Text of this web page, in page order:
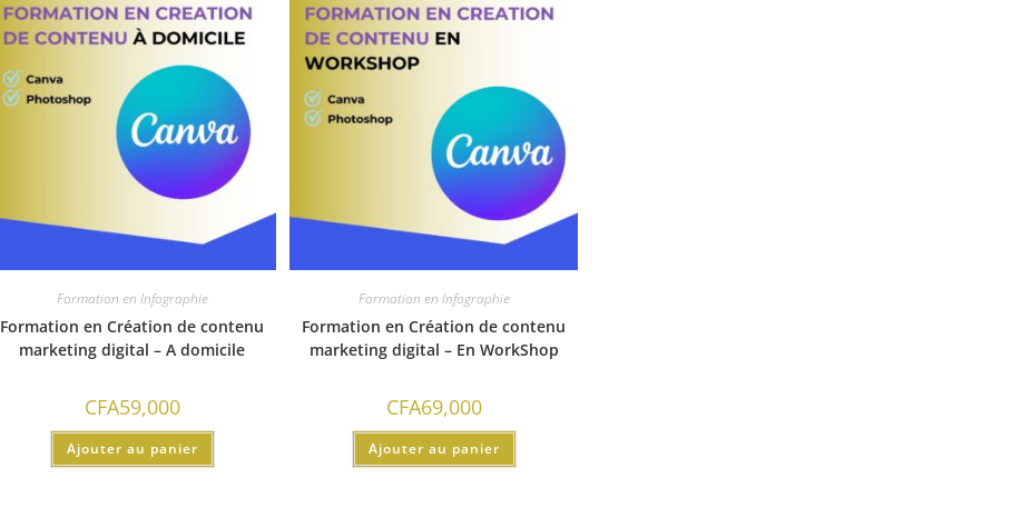
Formation en Infographie
Formation en Création de contenu
marketing digital – A domicile
CFA59,000
Ajouter au panier
Formation en Infographie
Formation en Création de contenu
marketing digital – En WorkShop
CFA69,000
Ajouter au panier